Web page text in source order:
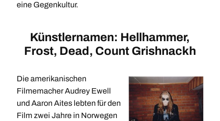
eine Gegenkultur.
Künstlernamen: Hellhammer,
Frost, Dead, Count Grishnackh
Die amerikanischen
Filmemacher Audrey Ewell
und Aaron Aites lebten für den
Film zwei Jahre in Norwegen